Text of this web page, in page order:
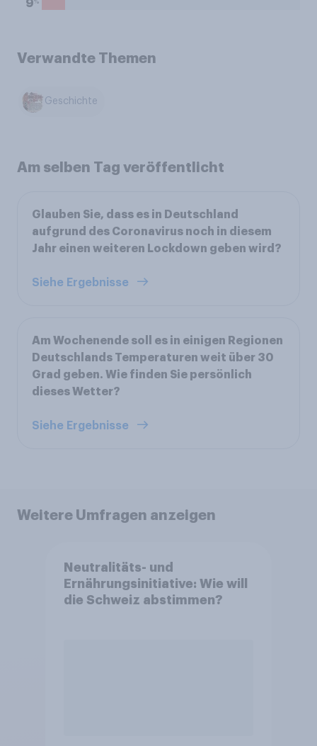
9
Verwandte Themen
Geschichte
Am selben Tag veröffentlicht
Glauben Sie, dass es in Deutschland
aufgrund des Coronavirus noch in diesem
Jahr einen weiteren Lockdown geben wird?
Siehe Ergebnisse
Am Wochenende soll es in einigen Regionen
Deutschlands Temperaturen weit über 30
Grad geben. Wie finden Sie persönlich
dieses Wetter?
Siehe Ergebnisse
Weitere Umfragen anzeigen
Neutralitäts- und
Ernährungsinitiative: Wie will
die Schweiz abstimmen?